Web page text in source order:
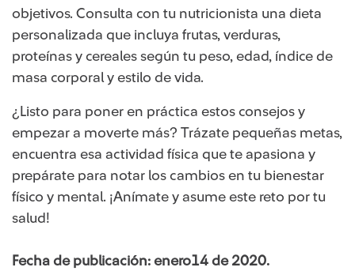
objetivos. Consulta con tu nutricionista una dieta
personalizada que incluya frutas, verduras,
proteínas y cereales según tu peso, edad, índice de
masa corporal y estilo de vida.
¿Listo para poner en práctica estos consejos y
empezar a moverte más? Trázate pequeñas metas,
encuentra esa actividad física que te apasiona y
prepárate para notar los cambios en tu bienestar
físico y mental. ¡Anímate y asume este reto por tu
salud!
Fecha de publicación: enero14 de 2020.